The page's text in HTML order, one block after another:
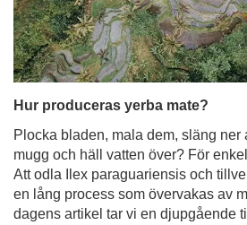
Hur produceras yerba mate?
Plocka bladen, mala dem, släng ner
mugg och häll vatten över? För
Att odla Ilex paraguariensis och
en lång process som övervakas av
dagens artikel tar vi en djupgående